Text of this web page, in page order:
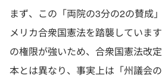
まず、この「両院の3分の2の賛成
メリカ合衆国憲法を踏襲していま
の権限が強いため、合衆国憲法改
本とは異なり、事実上は「州議会